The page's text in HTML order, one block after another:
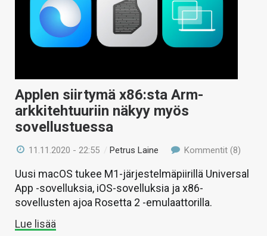
KAUPPA
VAIHDA TEEMA
HAKU
Applen siirtymä x86:sta Arm-
arkkitehtuuriin näkyy myös
sovellustuessa
11.11.2020 - 22:55 /Petrus Laine Kommentit (8)
Uusi macOS tukee M1-järjestelmäpiirillä Universal
App -sovelluksia, iOS-sovelluksia ja x86-
sovellusten ajoa Rosetta 2 -emulaattorilla.
Lue lisää